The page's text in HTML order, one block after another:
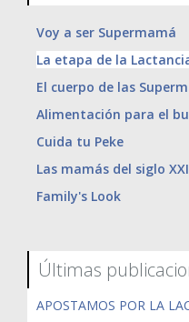
Voy a ser Supermamá
La etapa de la
El cuerpo de las
Alimentación para el
Cuida tu Peke
Las mamás del siglo XXI
Family's Look
Últimas
APOSTAMOS POR LA